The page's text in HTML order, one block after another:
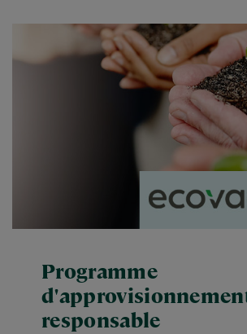
Programme
responsable